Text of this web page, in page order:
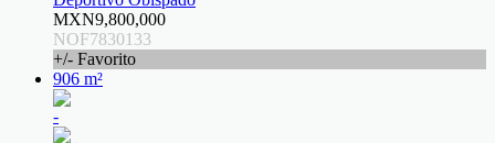
MXN9,800,000
NOF7830133
+/- Favorito
906 m²
-